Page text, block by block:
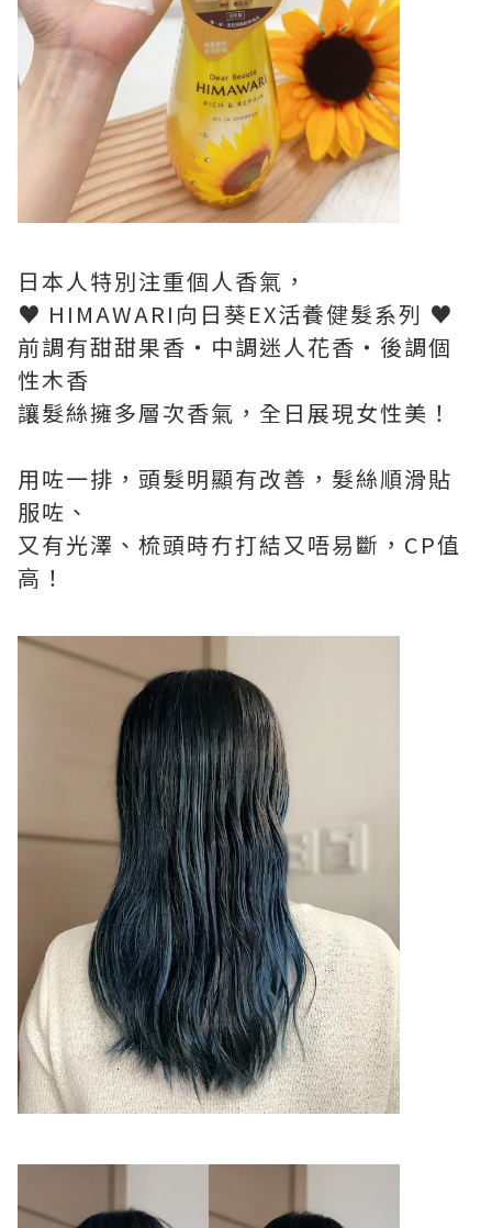
日本人特別注重個人香氣，
♥ HIMAWARI向日葵EX活養健髮系列 ♥
前調有甜甜果香・中調迷人花香・後調個
性木香
讓髮絲擁多層次香氣，全日展現女性美！
用咗一排，頭髮明顯有改善，髮絲順滑貼
服咗、
又有光澤、梳頭時冇打結又唔易斷，CP值
高！